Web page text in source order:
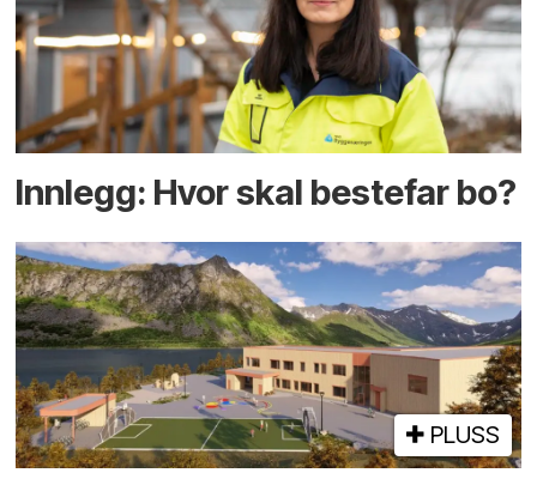
Innlegg: Hvor skal bestefar bo?
PLUSS